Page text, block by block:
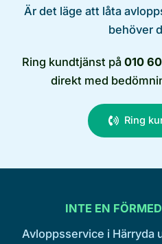
Är det läge att låta
behöver
Ring kundtjänst på 010
direkt med
Ring
INTE EN
Avloppsservice i Härryda